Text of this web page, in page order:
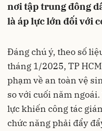
nơi tập trung đông
là áp lực lớn đối với
Đáng chú ý, theo số
tháng 1/2025, TP
phạm về an toàn vệ
so với cuối năm
lực khiến công tác
chức năng phải đẩy